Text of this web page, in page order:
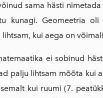
sama hästi nimetada
kunagi. Geomeetria oli
kui aega on
ei sobi­nud
palju lihtsam mõõta kui
kui ruumi (7.